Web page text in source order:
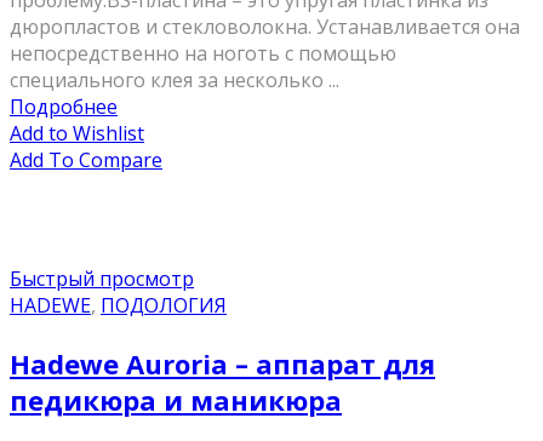
дюропластов и стекловолокна. Устанавливается она
непосредственно на ноготь с помощью
специального клея за несколько ...
Подробнее
Add to Wishlist
Add To Compare
Быстрый просмотр
HADEWE, ПОДОЛОГИЯ
Hadewe Auroria – аппарат для
педикюра и маникюра